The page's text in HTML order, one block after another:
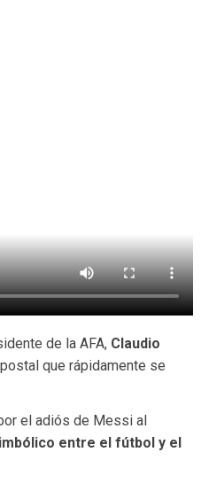
de la AFA, Claudio
que rápidamente se
el adiós de Messi al
entre el fútbol y el